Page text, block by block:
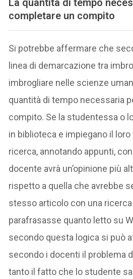
completare un compito
Si potrebbe affermare che
linea di demarcazione tra
imbrogliare nelle scienze
quantità di tempo necessaria
compito. Se la studentessa o
in biblioteca e impiegano il
ricerca, annotando appunti,
docente avrà un’opinione più
rispetto a quella che avrebbe
stesso articolo con una
parafrasasse quanto letto su
secondo questa logica si può
secondo i docenti il problema
tanto il fatto che lo studente